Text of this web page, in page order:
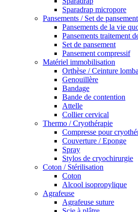
Sparadrap micropore
Pansements / Set de
Pansements de la vie
Pansements traitement
Set de pansement
Pansement compressif
Matériel immobilisation
Orthèse / Ceinture
Genouillère
Bandage
Bande de contention
Attelle
Collier cervical
Thermo / Cryothérapie
Compresse pour
Couverture / Eponge
Spray
Stylos de cryochirurgie
Coton / Stérilisation
Coton
Alcool isopropylique
Agrafeuse
Agrafeuse suture